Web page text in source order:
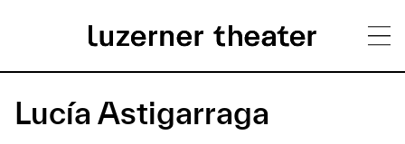
zum
Inhalt
H
Lucía Astigarraga